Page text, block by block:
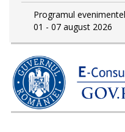
Programul
01 - 07 august 2026